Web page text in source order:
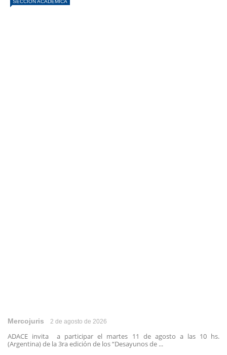
Mercojuris 2 de agosto de 2026
ADACE invita a participar el martes 11 de agosto a las 10 hs.
(Argentina) de la 3ra edición de los “Desayunos de ...